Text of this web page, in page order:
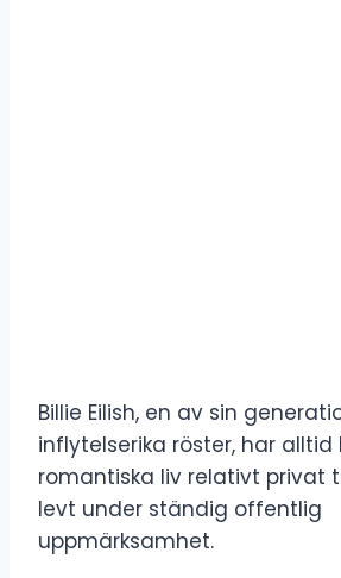
Billie Eilish, en av sin
inflytelserika röster, har
romantiska liv relativt privat
levt under ständig offentlig
uppmärksamhet.